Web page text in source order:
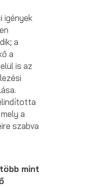
igények
a
a
is az
a
szabva
mint